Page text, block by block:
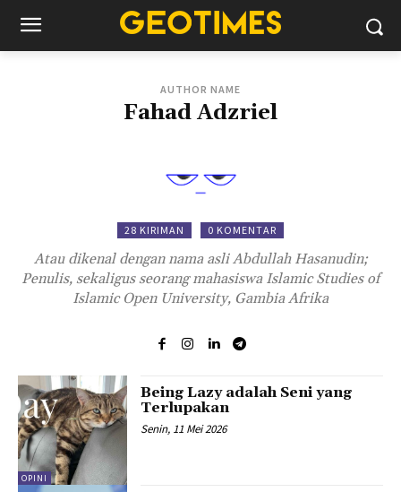
AUTHOR NAME
Fahad Adzriel
28 KIRIMAN 0 KOMENTAR
Atau dikenal dengan nama asli Abdullah Hasanudin;
Penulis, sekaligus seorang mahasiswa Islamic Studies of
Islamic Open University, Gambia Afrika
OPINI
Being Lazy adalah Seni yang
Terlupakan
Senin, 11 Mei 2026